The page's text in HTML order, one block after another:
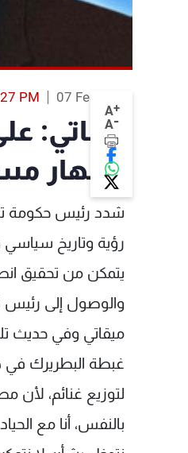
A+
A-
07 Feb 2014
PM
ميقاتي:
انصهار
شدد رئيس حكومة
رؤية وتاريخ
يتمكن من تحقيق
والوصول إلى
ميقاتي وفي حديث
غبطة البطريرك في
لتوزيع غنائم، لأن
بالنفس، أنا مع